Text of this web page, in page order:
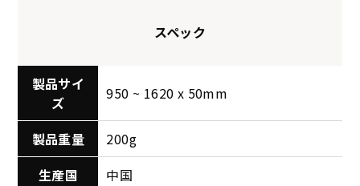
スペック
製品サイ
ズ
950 ~ 1620 x 50mm
製品重量
200g
生産国
中国